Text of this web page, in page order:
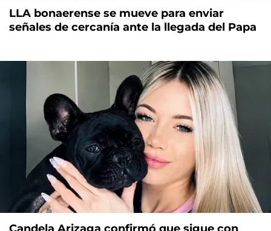
LLA bonaerense se mueve para enviar
señales de cercanía ante la llegada del Papa